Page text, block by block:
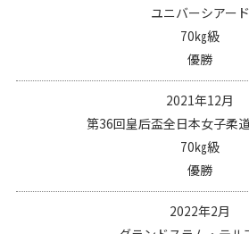
ユニバーシアード
70㎏級
優勝
2021年12月
第36回皇后盃全日本女子柔
70㎏級
優勝
2022年2月